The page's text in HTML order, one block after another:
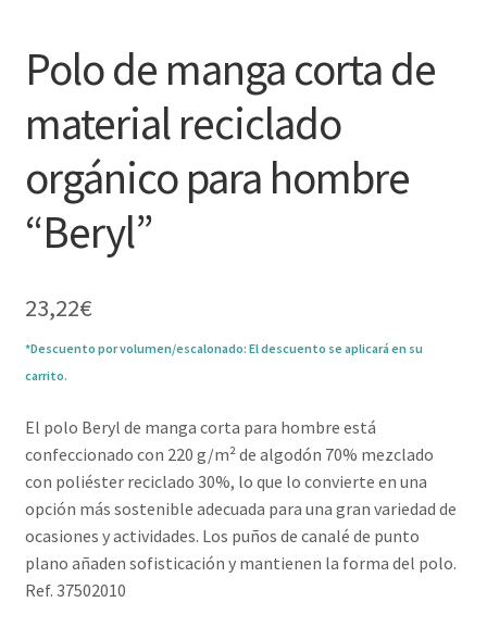
Polo de manga corta de
material reciclado
orgánico para hombre
“Beryl”
23,22€
*Descuento por volumen/escalonado: El descuento se aplicará en su
carrito.
El polo Beryl de manga corta para hombre está
confeccionado con 220 g/m² de algodón 70% mezclado
con poliéster reciclado 30%, lo que lo convierte en una
opción más sostenible adecuada para una gran variedad de
ocasiones y actividades. Los puños de canalé de punto
plano añaden sofisticación y mantienen la forma del polo.
Ref. 37502010